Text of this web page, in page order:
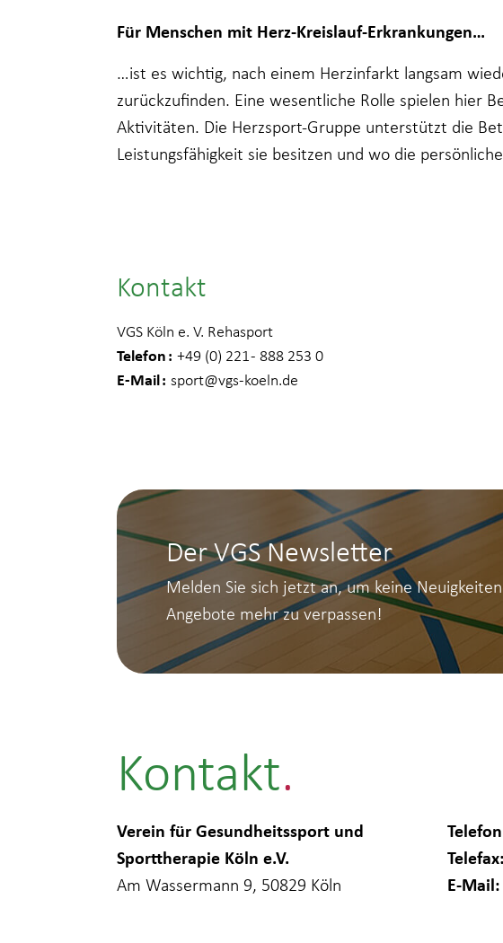
Für Menschen mit Herz-Kreislauf-Erkrankungen…
…ist es wichtig, nach einem Herzinfarkt langsam
zurückzufinden. Eine wesentliche Rolle spielen hier
Aktivitäten. Die Herzsport-Gruppe unterstützt die
Leistungsfähigkeit sie besitzen und wo die
Kontakt
VGS Köln e. V. Rehasport
Telefon +49 (0) 221 - 888 253 0
E-Mail sport@vgs-koeln.de
Der VGS Newsletter
Melden Sie sich jetzt an, um keine
Angebote mehr zu verpassen!
Kontakt
Verein für Gesundheitssport und
Sporttherapie Köln e.V.
Am Wassermann 9, 50829 Köln
Telefax:
E-Mail: